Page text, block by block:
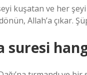
kuşatan ve her şeyi
Allah’a çıkar.
suresi